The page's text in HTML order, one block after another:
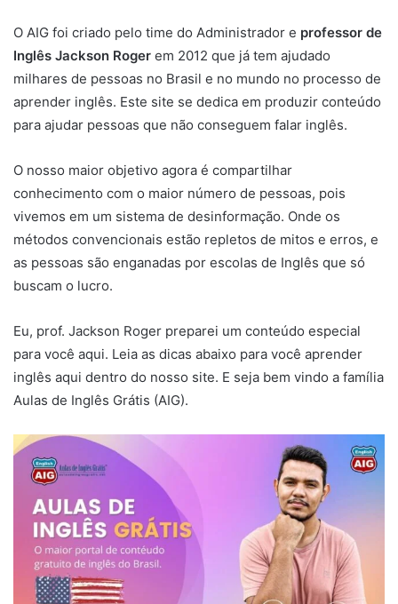
O AIG foi criado pelo time do Administrador e professor de
Inglês Jackson Roger em 2012 que já tem ajudado
milhares de pessoas no Brasil e no mundo no processo de
aprender inglês. Este site se dedica em produzir conteúdo
para ajudar pessoas que não conseguem falar inglês.
O nosso maior objetivo agora é compartilhar
conhecimento com o maior número de pessoas, pois
vivemos em um sistema de desinformação. Onde os
métodos convencionais estão repletos de mitos e erros, e
as pessoas são enganadas por escolas de Inglês que só
buscam o lucro.
Eu, prof. Jackson Roger preparei um conteúdo especial
para você aqui. Leia as dicas abaixo para você aprender
inglês aqui dentro do nosso site. E seja bem vindo a família
Aulas de Inglês Grátis (AIG).